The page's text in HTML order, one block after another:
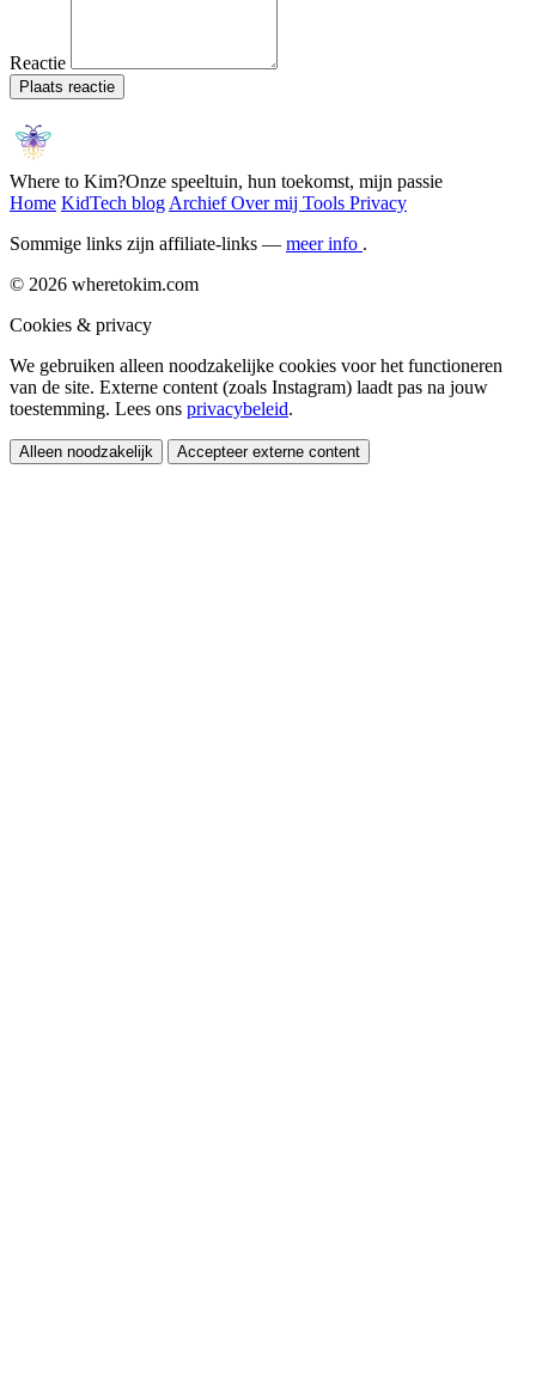
Reactie
Plaats reactie
Where to Kim?Onze speeltuin, hun toekomst, mijn passie
Home KidTech blog ArchiefOver mij Tools Privacy
Sommige links zijn affiliate-links — meer info .
© 2026 wheretokim.com
Cookies & privacy
We gebruiken alleen noodzakelijke cookies voor het functioneren
van de site. Externe content (zoals Instagram) laadt pas na jouw
toestemming. Lees ons privacybeleid.
Alleen noodzakelijk Accepteer externe content